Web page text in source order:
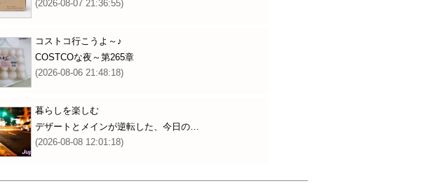
(2026-08-07 21:36:55)
コストコ行こうよ～♪
COSTCOな夜～第265章
(2026-08-06 21:48:18)
暮らしを楽しむ
デザートとメインが逆転した、今日の…
(2026-08-08 12:01:18)